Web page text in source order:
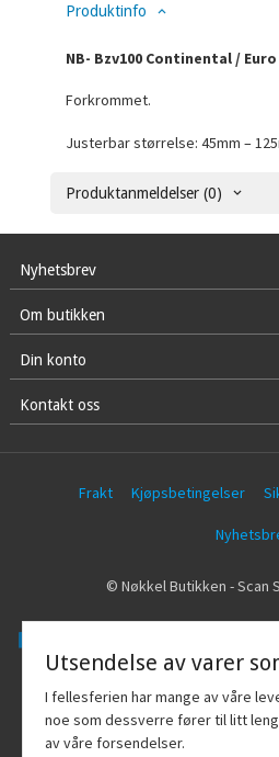
Produktinfo
NB- Bzv100 Continental /
Forkrommet.
Justerbar størrelse: 45mm –
Produktanmeldelser (0)
Nyhetsbrev
Om butikken
Din konto
Kontakt oss
Frakt Kjøpsbetingelser
© Nøkkel Butikken - Scan
Vår nettbutikk bruker
får en bedre
yte deg bedre service. Vi
Utsendelse av varer
I fellesferien har mange av våre
noe som dessverre fører til litt
av våre forsendelser.